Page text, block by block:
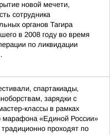
новой мечети,
сотрудника
органов Тагира
в 2008 году во время
по ликвидации
спартакиады,
зарядки с
классы в рамках
марафона «Единой России»
проходят по